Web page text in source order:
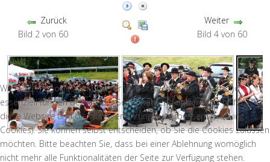
Zurück
Bild 2 von 60
Weiter
Bild 4 von 60
Wir nutzen Cookies auf unserer Website. Einige von ihnen sind
essenziell für den Betrieb der Seite, während andere uns helfen,
diese Website und die Nutzererfahrung zu verbessern (Tracking
Cookies). Sie können selbst entscheiden, ob Sie die Cookies zulassen
möchten. Bitte beachten Sie, dass bei einer Ablehnung womöglich
nicht mehr alle Funktionalitäten der Seite zur Verfügung stehen.